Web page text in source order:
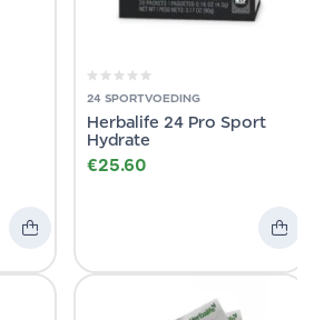
24 SPORTVOEDING
Herbalife 24 Pro Sport
Hydrate
€25.60